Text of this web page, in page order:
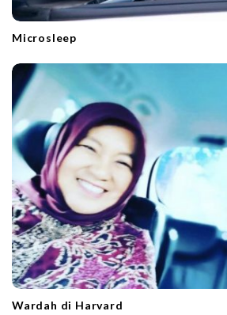
Microsleep
Wardah di Harvard